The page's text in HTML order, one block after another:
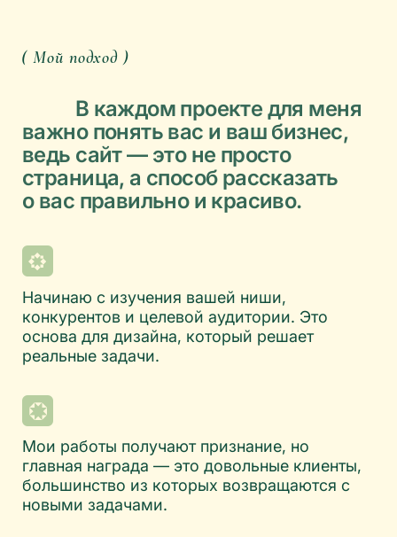
Вот основные направления моей работы
(стоимость и сроки зависят от сложности
и объема задач и утверждаются перед
началом работ):
ЛЕНДИНГ
Одностраничный сайт с версткой на Tilda,
настройкой и адаптацией под мобильные
устройства и планшеты
МНОГОСТРАНИЧНЫЙ САЙТ
Сайт со сложной структурой, верстка на
Tilda, настройка и адаптация под мобильные
устройства и планшеты
Что входит в стоимость?